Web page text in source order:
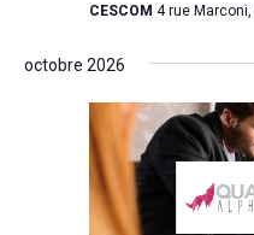
CESCOM 4 rue
octobre 2026